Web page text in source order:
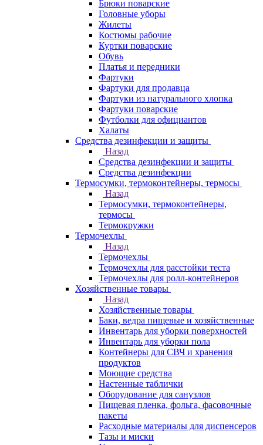
Брюки поварские
Головные уборы
Жилеты
Костюмы рабочие
Куртки поварские
Обувь
Платья и передники
Фартуки
Фартуки для продавца
Фартуки из натурального хлопка
Фартуки поварские
Футболки для официантов
Халаты
Средства дезинфекции и защиты
Назад
Средства дезинфекции и защиты
Средства дезинфекции
Термосумки, термоконтейнеры, термосы
Назад
Термосумки, термоконтейнеры,
термосы
Термокружки
Термочехлы
Назад
Термочехлы
Термочехлы для расстойки теста
Термочехлы для ролл-контейнеров
Хозяйственные товары
Назад
Хозяйственные товары
Баки, ведра пищевые и хозяйственные
Инвентарь для уборки поверхностей
Инвентарь для уборки пола
Контейнеры для СВЧ и хранения
продуктов
Моющие средства
Настенные таблички
Оборудование для санузлов
Пищевая пленка, фольга, фасовочные
пакеты
Расходные материалы для диспенсеров
Тазы и миски